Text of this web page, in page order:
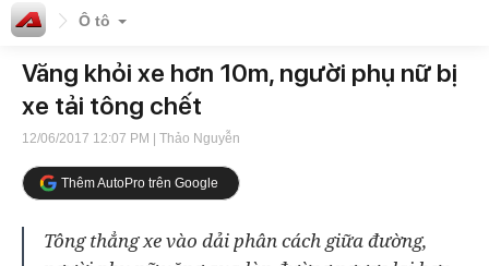
Ô tô
Văng khỏi xe hơn 10m, người phụ nữ bị
xe tải tông chết
12/06/2017 12:07 PM | Thảo Nguyễn
Thêm AutoPro trên Google
Tông thẳng xe vào dải phân cách giữa đường,